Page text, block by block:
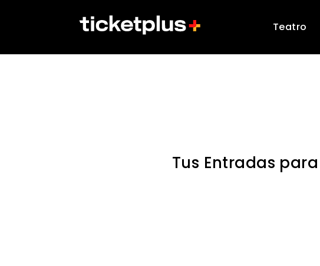
Teatro
Tus Entradas para